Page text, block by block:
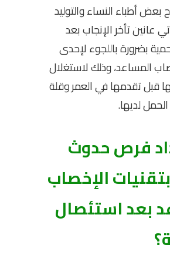
بعض أطباء النساء والتوليد
عانين تأخر الإنجاب بعد
بضرورة باللجوء لإحدى
المساعد، وذلك لاستغلال
قبل تقدمها في العمر وقلة
لديها.
فرص حدوث
الإخصاب
بعد استئصال